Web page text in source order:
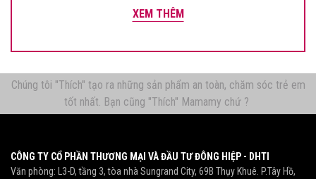
XEM THÊM
Chúng tôi "Thích" tạo ra những sản phẩm an toàn, chăm sóc trẻ em
tốt nhất. Bạn cũng "Thích" Mamamy chứ ?
CÔNG TY CỔ PHẦN THƯƠNG MẠI VÀ ĐẦU TƯ ĐÔNG HIỆP - DHTI
Văn phòng: L3-D, tầng 3, tòa nhà Sungrand City, 69B Thụy Khuê. P.Tây Hồ,